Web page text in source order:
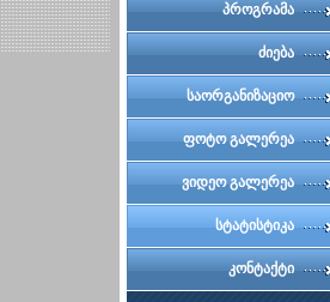
პროგრამა
ძიება
საორგანიზაციო
კომიტეტი
ფოტო გალერეა
ვიდეო გალერეა
სტატისტიკა
კონტაქტი